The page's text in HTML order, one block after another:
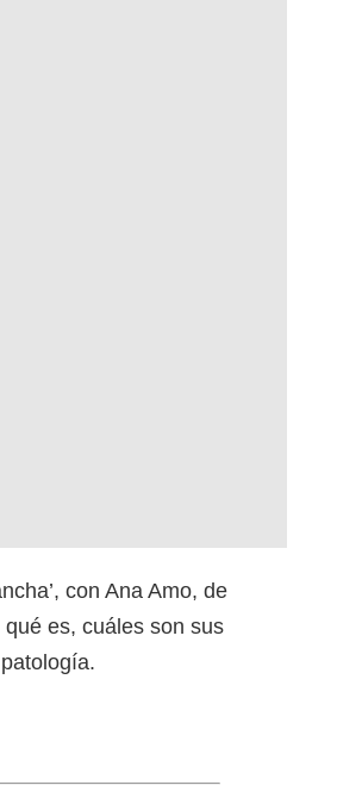
con Ana Amo, de
es, cuáles son sus